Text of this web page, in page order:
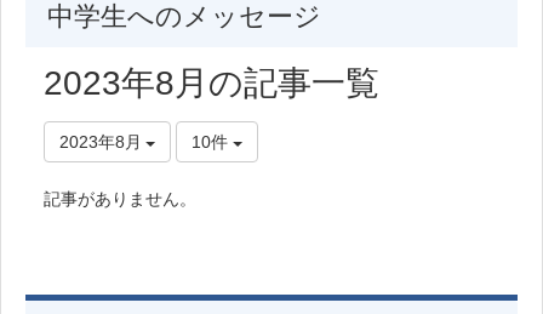
中学生へのメッセージ
2023年8月の記事一覧
2023年8月 10件
記事がありません。